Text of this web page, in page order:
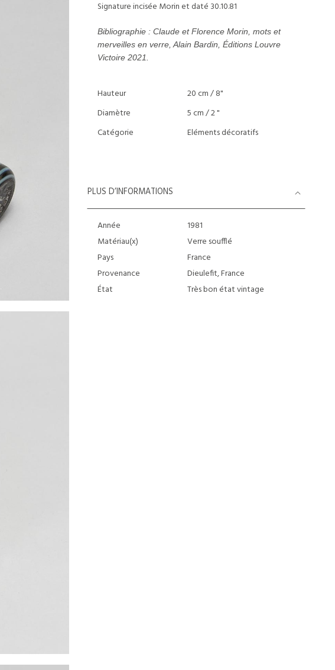
Signature incisée Morin et daté 30.10.81
Bibliographie : Claude et Florence Morin, mots et
merveilles en verre, Alain Bardin, Éditions Louvre
Victoire 2021.
Hauteur
20 cm / 8"
Diamètre
5 cm / 2 "
Catégorie
Eléments décoratifs
PLUS D’INFORMATIONS
Année
1981
Matériau(x)
Verre soufflé
Pays
France
Provenance
Dieulefit, France
État
Très bon état vintage